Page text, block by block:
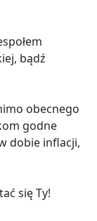
bądź
obecnego
godne
dobie inflacji,
się Ty!